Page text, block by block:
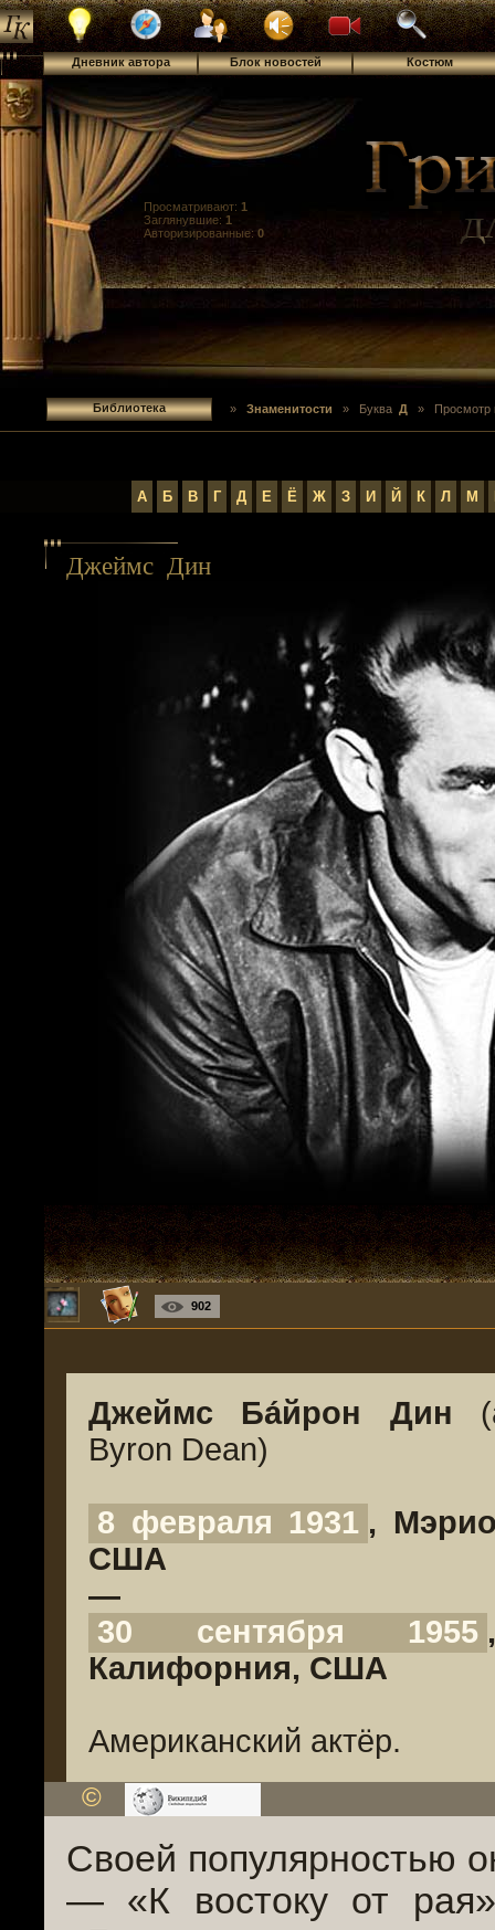
Библиотека » Знаменитости » Буква Д » Просмотр
Дневник автора Блок новостей Костюм
Просматривают: 1
Заглянувшие: 1
Авторизированные: 0
А Б В Г Д Е Ё Ж З И Й К Л М
Джеймс Дин
902
Джеймс Ба́йрон Дин
Byron Dean)
8 февраля 1931 ,
США
—
30 сентября 1955
Калифорния, США
Американский актёр.
©
Своей популярностью
— «К востоку от